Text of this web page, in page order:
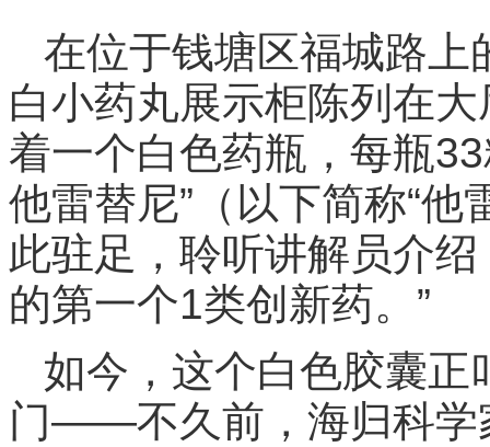
在位于钱塘区福城路上
白小药丸展示柜陈列在
着一个白色药瓶，每瓶
他雷替尼”（以下简称“他
此驻足，聆听讲解员介
的第一个1类创新药。”
如今，这个白色胶囊正
门——不久前，海归科学